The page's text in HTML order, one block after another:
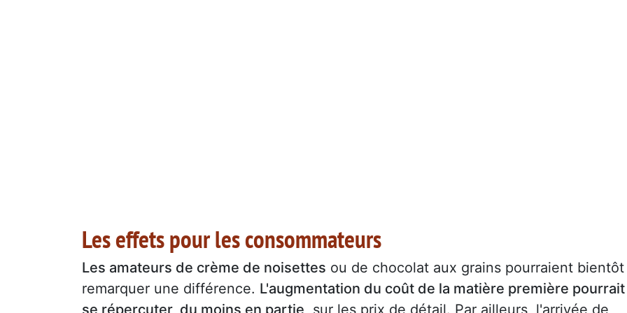
Les effets pour les consommateurs
Les amateurs de crème de noisettes ou de chocolat aux grains pourraient bientôt
remarquer une différence. L'augmentation du coût de la matière première pourrait
se répercuter, du moins en partie , sur les prix de détail. Par ailleurs, l'arrivée de